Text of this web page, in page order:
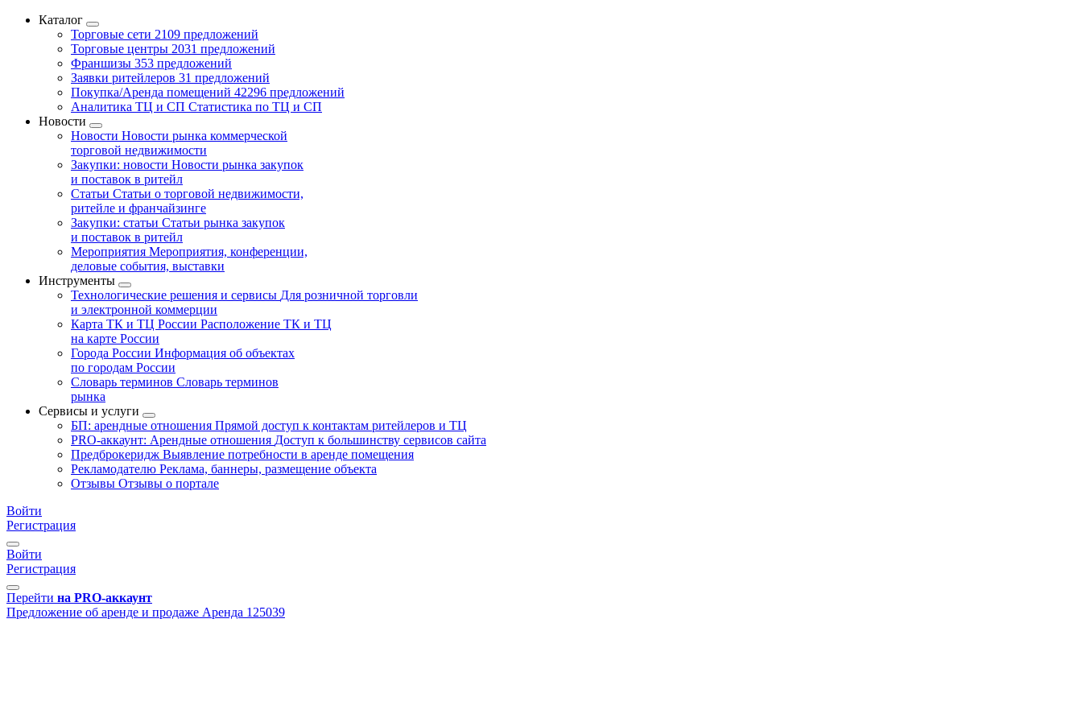
Каталог
Торговые сети 2109 предложений
Торговые центры 2031 предложений
Франшизы 353 предложений
Заявки ритейлеров 31 предложений
Покупка/Аренда помещений 42296 предложений
Аналитика ТЦ и СП Статистика по ТЦ и СП
Новости
Новости Новости рынка коммерческой
торговой недвижимости
Закупки: новости Новости рынка закупок
и поставок в ритейл
Статьи Статьи о торговой недвижимости,
ритейле и франчайзинге
Закупки: статьи Статьи рынка закупок
и поставок в ритейл
Мероприятия Мероприятия, конференции,
деловые события, выставки
Инструменты
Технологические решения и сервисы Для розничной торговли
и электронной коммерции
Карта ТК и ТЦ России Расположение ТК и ТЦ
на карте России
Города России Информация об объектах
по городам России
Словарь терминов Словарь терминов
рынка
Сервисы и услуги
БП: арендные отношения Прямой доступ к контактам ритейлеров и ТЦ
PRO-аккаунт: Арендные отношения Доступ к большинству сервисов сайта
Предброкеридж Выявление потребности в аренде помещения
Рекламодателю Реклама, баннеры, размещение объекта
Отзывы Отзывы о портале
Войти
Регистрация
Войти
Регистрация
Перейти на PRO-аккаунт
Предложение об аренде и продаже Аренда 125039